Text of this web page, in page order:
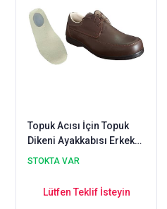
Topuk Acısı İçin Topuk
Dikeni Ayakkabısı Erkek
Kahverengi EPTA52F
STOKTA VAR
Lütfen Teklif İsteyin